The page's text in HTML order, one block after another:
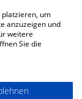
um
anzuzeigen und
weitere
Sie die